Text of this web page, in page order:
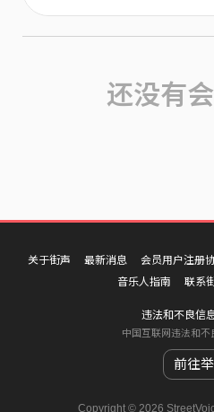
还没有
关于街声 最新消息 会员用户注册
音乐人指南
联系
违法和不良信
中国互联网违法和不
前往
Copyright © 2026